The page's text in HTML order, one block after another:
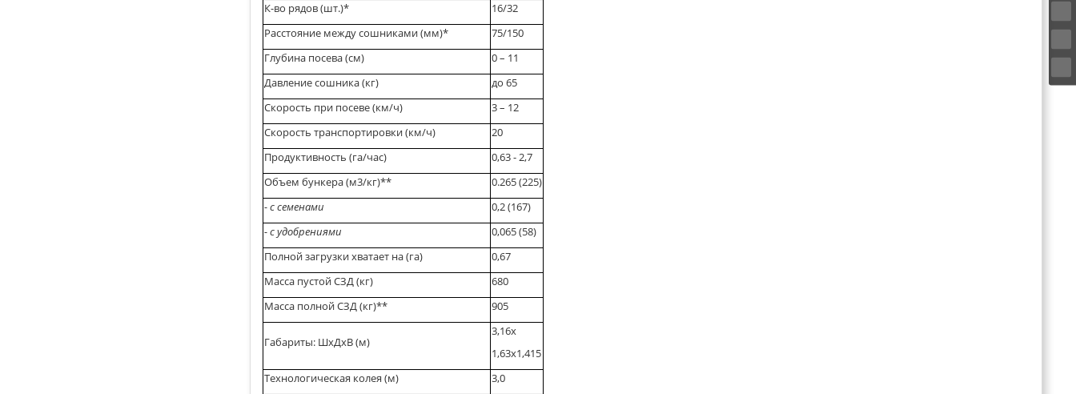
К-во рядов (шт.)*
16/32
Расстояние между сошниками (мм)*
75/150
Глубина посева (см)
0 – 11
Давление сошника (кг)
до 65
Скорость при посеве (км/ч)
3 – 12
Скорость транспортировки (км/ч)
20
Продуктивность (га/час)
0,63 - 2,7
Объем бункера (м3/кг)**
0.265 (225)
- с семенами
0,2 (167)
- с удобрениями
0,065 (58)
Полной загрузки хватает на (га)
0,67
Масса пустой СЗД (кг)
680
Масса полной СЗД (кг)**
905
Габариты: ШхДхВ (м)
3,16х
1,63х1,415
Технологическая колея (м)
3,0